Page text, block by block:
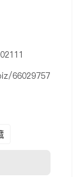
66029757